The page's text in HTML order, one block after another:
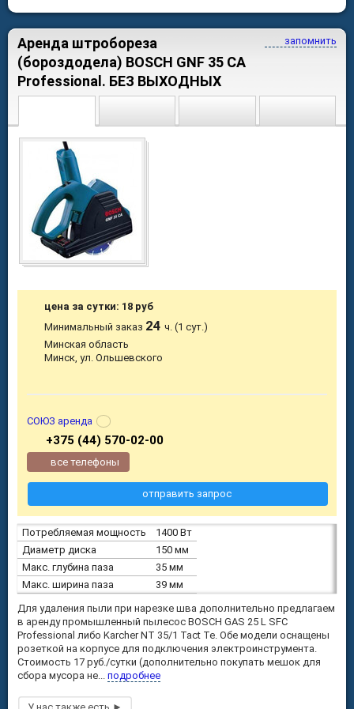
запомнить
Аренда штробореза
(бороздодела) BOSCH GNF 35 CA
Professional. БЕЗ ВЫХОДНЫХ
Потребляемая мощность
1400 Вт
Диаметр диска
150 мм
Макс. глубина паза
35 мм
Макс. ширина паза
39 мм
Для удаления пыли при нарезке шва дополнительно предлагаем
в аренду промышленный пылесос BOSCH GAS 25 L SFC
Professional либо Karcher NT 35/1 Tact Te. Обе модели оснащены
розеткой на корпусе для подключения электроинструмента.
Стоимость 17 руб./сутки (дополнительно покупать мешок для
сбора мусора не... подробнее
цена за сутки: 18 руб
Минимальный заказ 24ч. (1 сут.)
Минская область
Минск, ул. Ольшевского
СОЮЗ аренда
+375 (44) 570-02-00
все телефоны
отправить запрос